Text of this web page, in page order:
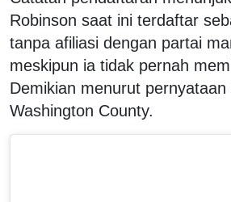
Robinson saat ini terdaftar
tanpa afiliasi dengan partai
meskipun ia tidak pernah
Demikian menurut
Washington County.